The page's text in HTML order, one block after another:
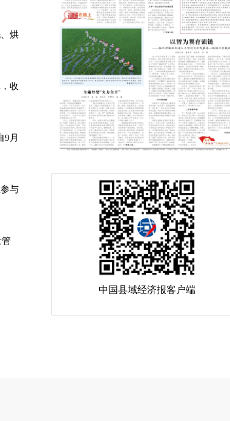
烘
收
9月
与
中国县域经济报客户端